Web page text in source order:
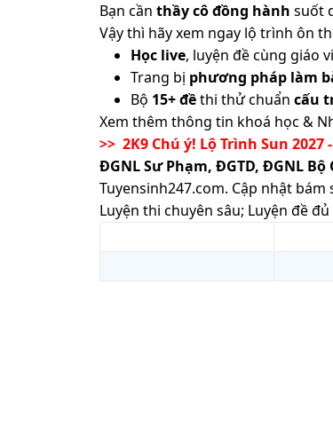
Bạn cần thầy cô đồng hành suốt
Vậy thì hãy xem ngay lộ trình ôn
Học live, luyện đề cùng giáo
Trang bị phương pháp làm
Bộ 15+ đềthi thử chuẩn cấu
Xem thêm thông tin khoá học &
>> 2K9 Chú ý! Lộ Trình Sun
ĐGNL Sư Phạm, ĐGTD, ĐGNL
Tuyensinh247.com. Cập nhật bám
Luyện thi chuyên sâu; Luyện đề